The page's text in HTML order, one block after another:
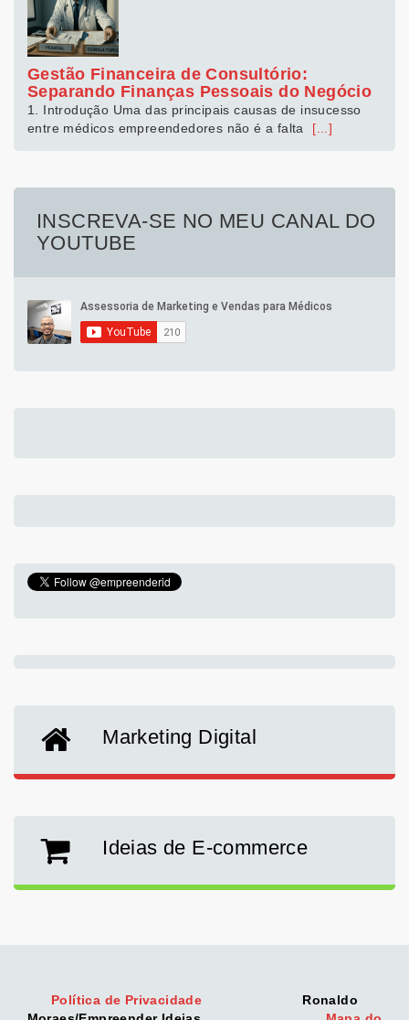
Gestão Financeira de Consultório:
Separando Finanças Pessoais do Negócio
1. Introdução Uma das principais causas de insucesso
entre médicos empreendedores não é a falta
[...]
INSCREVA-SE NO MEU CANAL DO
YOUTUBE
Marketing Digital
Ideias de E-commerce
Política de Privacidade
Ronaldo